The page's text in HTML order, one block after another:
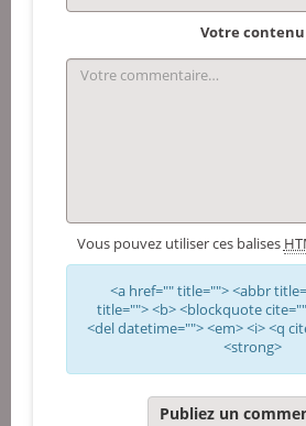
Votre contenu
Vous pouvez utiliser ces balises
<a href="" title=""> <abbr
title=""> <b> <blockquote
<del datetime=""> <em> <i> <q
<strong>